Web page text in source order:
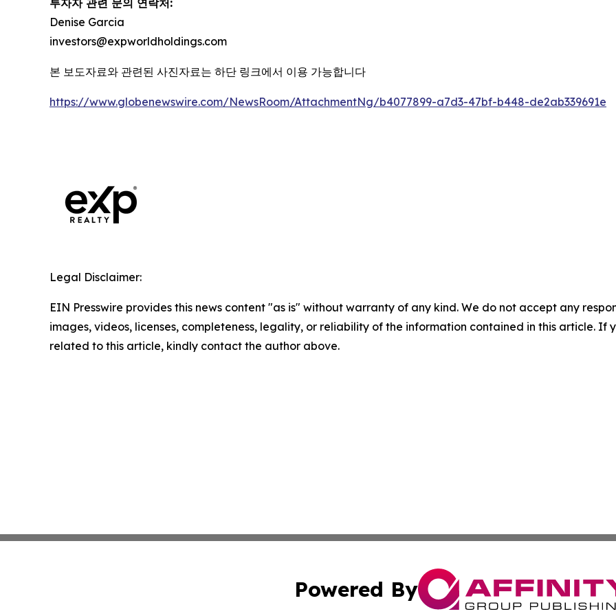
투자자 관련 문의 연락처:
Denise Garcia
investors@expworldholdings.com
본 보도자료와 관련된 사진자료는 하단 링크에서 이용 가능합니다
https://www.globenewswire.com/NewsRoom/AttachmentNg/b4077899-a7d3-47bf-b448-de2ab339691e
Legal Disclaimer:
EIN Presswire provides this news content "as is" without warranty of any kind. We do not accept any
images, videos, licenses, completeness, legality, or reliability of the information contained in this article. If
related to this article, kindly contact the author above.
Powered By